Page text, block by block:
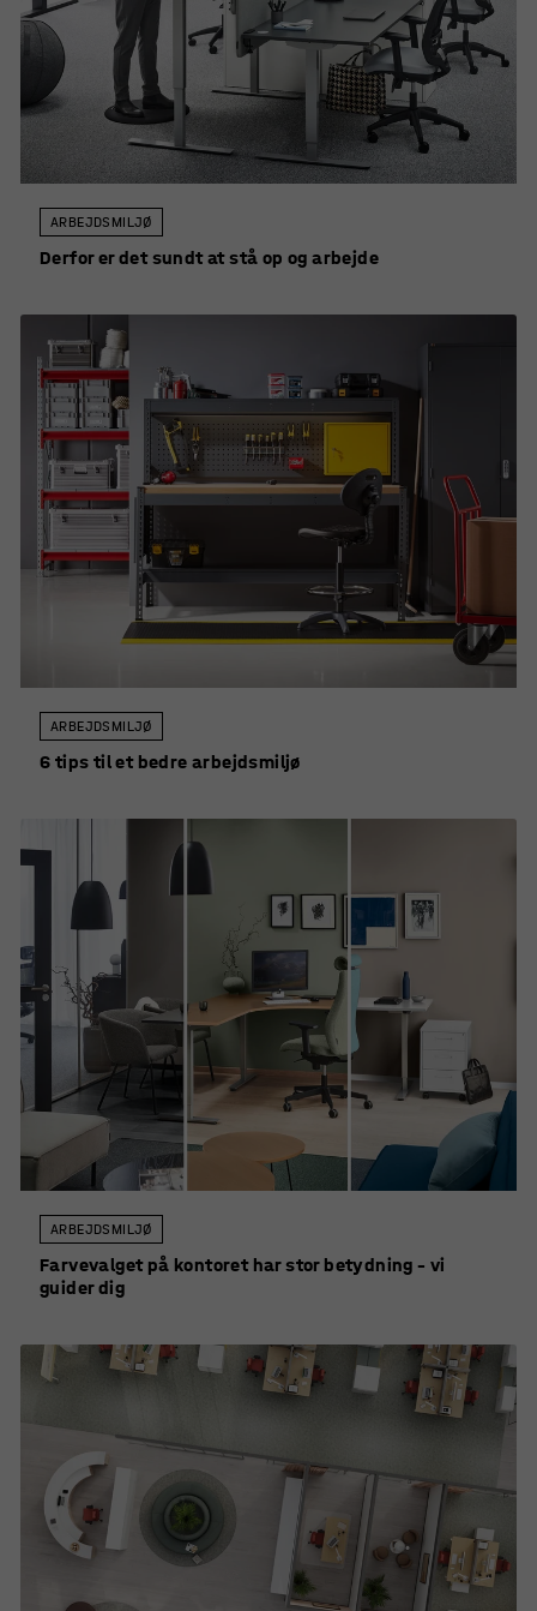
ARBEJDSMILJØ
Derfor er det sundt at stå op og arbejde
ARBEJDSMILJØ
6 tips til et bedre arbejdsmiljø
ARBEJDSMILJØ
Farvevalget på kontoret har stor betydning – vi
guider dig